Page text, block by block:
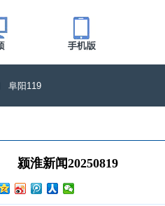
阜阳119
颍淮新闻20250819